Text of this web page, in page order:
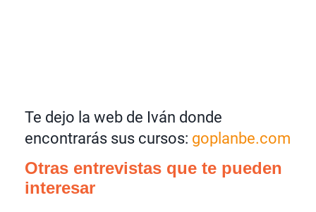
Te dejo la web de Iván donde
encontrarás sus cursos: goplanbe.com
Otras entrevistas que te pueden
interesar